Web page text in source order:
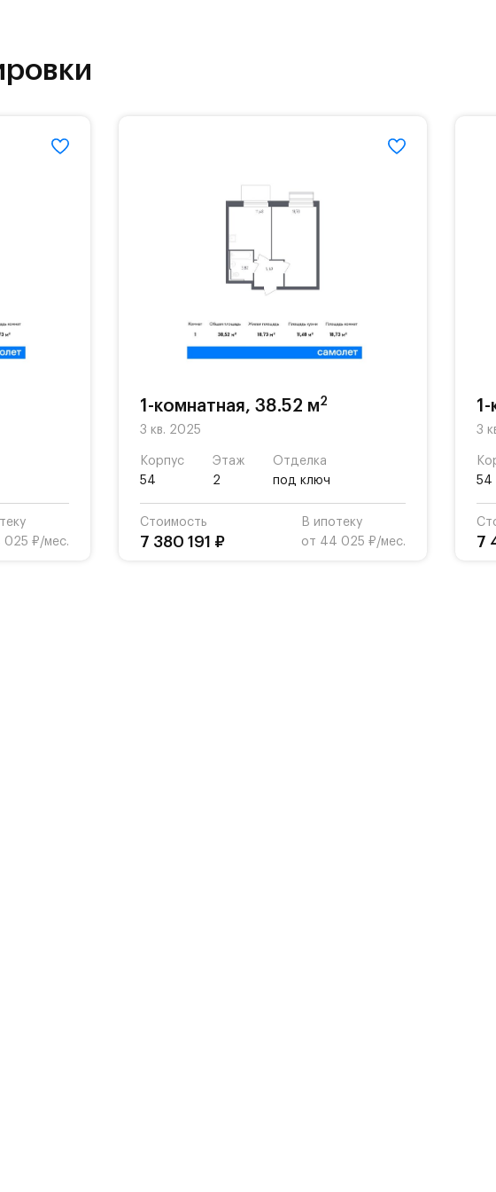
детский сад и школу. Также для наиболее одарённых
озеленённые парковки.
въезд осуществляется по пропускам.#yan19-2r1521131#
025 ₽/мес.
1-комнатная, 38.52 м2
3 кв. 2025
Корпус
54
Этаж
2
Отделка
под ключ
Стоимость
7 380 191 ₽
В ипотеку
от 44 025 ₽/мес.
3
54
7